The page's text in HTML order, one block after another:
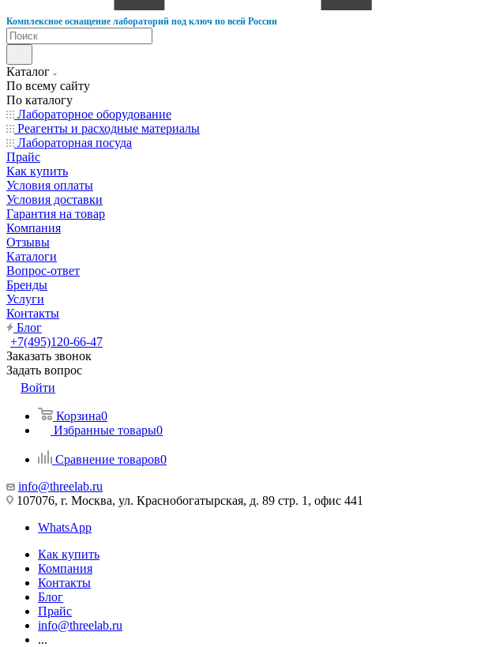
Комплексное оснащение лабораторий под ключ по всей России
Каталог
По всему сайту
По каталогу
Лабораторное оборудование
Реагенты и расходные материалы
Лабораторная посуда
Прайс
Как купить
Условия оплаты
Условия доставки
Гарантия на товар
Компания
Отзывы
Каталоги
Вопрос-ответ
Бренды
Услуги
Контакты
Блог
+7(495)120-66-47
Заказать звонок
Задать вопрос
Войти
Корзина0
Избранные товары0
Сравнение товаров0
info@threelab.ru
107076, г. Москва, ул. Краснобогатырская, д. 89 стр. 1, офис 441
WhatsApp
Как купить
Компания
Контакты
Блог
Прайс
info@threelab.ru
...